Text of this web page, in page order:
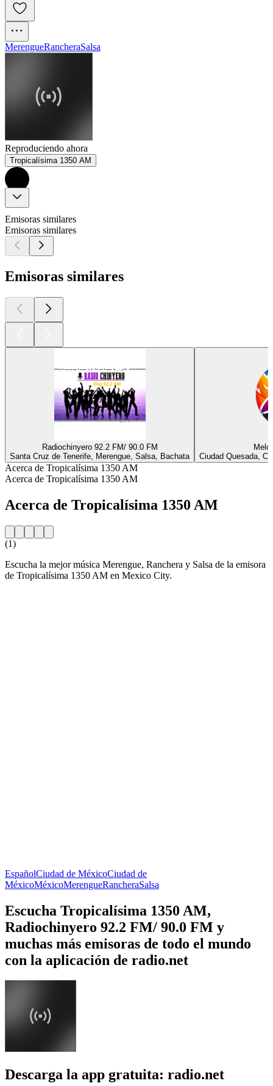
MerengueRancheraSalsa
Reproduciendo ahora
Tropicalísima 1350 AM
Emisoras similares
Emisoras similares
Emisoras similares
Radiochinyero 92.2 FM/ 90.0 FM
Santa Cruz de Tenerife, Merengue, Salsa, Bachata
Ciudad Quesada,
Acerca de Tropicalísima 1350 AM
Acerca de Tropicalísima 1350 AM
Acerca de Tropicalísima 1350 AM
(1)
Escucha la mejor música Merengue, Ranchera y Salsa de la emisora
de Tropicalísima 1350 AM en Mexico City.
EspañolCiudad de MéxicoCiudad de
MéxicoMéxicoMerengueRancheraSalsa
Escucha Tropicalísima 1350 AM,
Radiochinyero 92.2 FM/ 90.0 FM y
muchas más emisoras de todo el mundo
con la aplicación de radio.net
Descarga la app gratuita: radio.net